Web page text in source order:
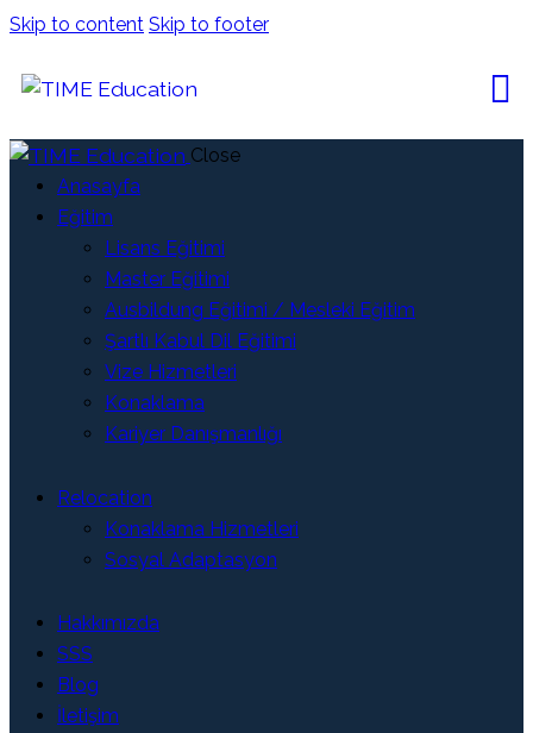
Skip to content Skip to footer
Close
Anasayfa
Eğitim
Lisans Eğitimi
Master Eğitimi
Ausbildung Eğitimi / Mesleki Eğitim
Şartlı Kabul Dil Eğitimi
Vize Hizmetleri
Konaklama
Kariyer Danışmanlığı
Relocation
Konaklama Hizmetleri
Sosyal Adaptasyon
Hakkımızda
SSS
Blog
İletişim